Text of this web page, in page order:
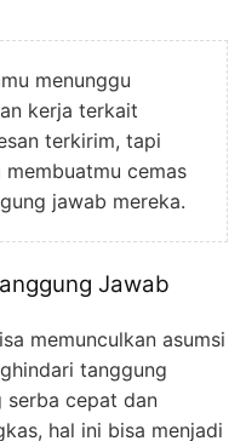
menunggu
kerja terkait
terkirim, tapi
cemas
jawab mereka.
Jawab
memunculkan asumsi
tanggung
serba cepat dan
hal ini bisa menjadi